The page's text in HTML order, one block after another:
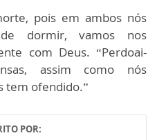
pois em ambos nós
de dormir, vamos nos
com Deus. “Perdoai-
assim como nós
tem ofendido.”
POR: